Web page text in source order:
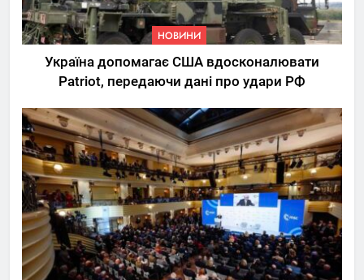
НОВИНИ
Україна допомагає США вдосконалювати
Patriot, передаючи дані про удари РФ